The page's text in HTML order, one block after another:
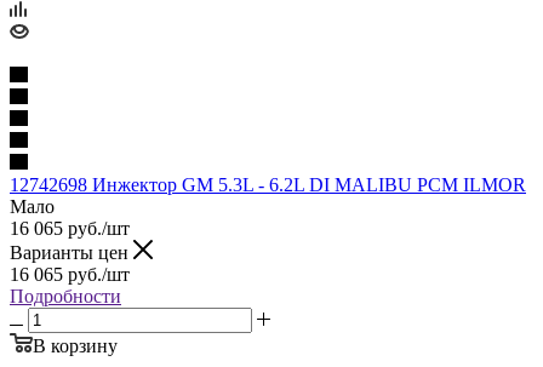
12742698 Инжектор GM 5.3L - 6.2L DI MALIBU PCM ILMOR
Мало
16 065 руб./шт
Варианты цен
16 065 руб./шт
Подробности
В корзину